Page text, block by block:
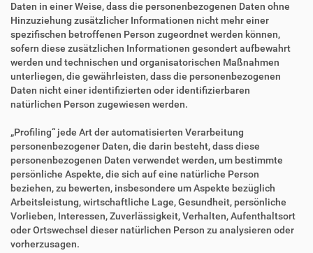
Daten in einer Weise, dass die personenbezogenen Daten ohne
Hinzuziehung zusätzlicher Informationen nicht mehr einer
spezifischen betroffenen Person zugeordnet werden können,
sofern diese zusätzlichen Informationen gesondert aufbewahrt
werden und technischen und organisatorischen Maßnahmen
unterliegen, die gewährleisten, dass die personenbezogenen
Daten nicht einer identifizierten oder identifizierbaren
natürlichen Person zugewiesen werden.
„Profiling“ jede Art der automatisierten Verarbeitung
personenbezogener Daten, die darin besteht, dass diese
personenbezogenen Daten verwendet werden, um bestimmte
persönliche Aspekte, die sich auf eine natürliche Person
beziehen, zu bewerten, insbesondere um Aspekte bezüglich
Arbeitsleistung, wirtschaftliche Lage, Gesundheit, persönliche
Vorlieben, Interessen, Zuverlässigkeit, Verhalten, Aufenthaltsort
oder Ortswechsel dieser natürlichen Person zu analysieren oder
vorherzusagen.